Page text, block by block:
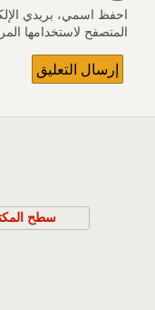
احفظ اسمي، بريدي
المتصفح لاستخدامها
سطح